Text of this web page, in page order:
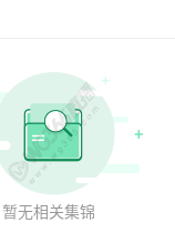
暂无相关集锦